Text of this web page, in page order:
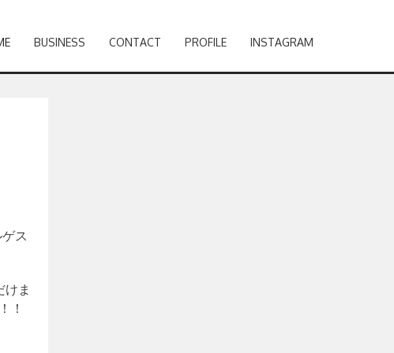
BUSINESS CONTACT PROFILE INSTAGRAM
ス
ま
！